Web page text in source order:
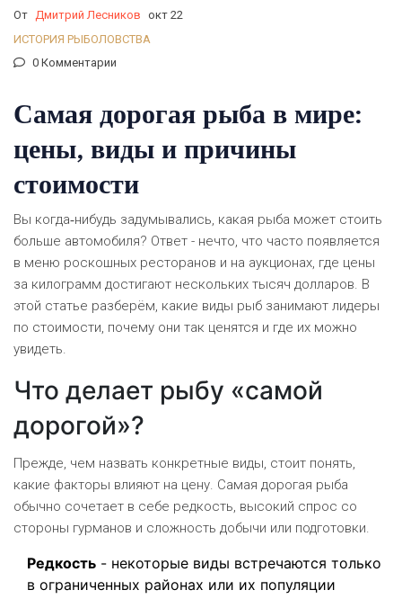
От Дмитрий Лесников окт 22
ИСТОРИЯ РЫБОЛОВСТВА
0 Комментарии
Самая дорогая рыба в мире:
цены, виды и причины
стоимости
Вы когда‑нибудь задумывались, какая рыба может стоить
больше автомобиля? Ответ - нечто, что часто появляется
в меню роскошных ресторанов и на аукционах, где цены
за килограмм достигают нескольких тысяч долларов. В
этой статье разберём, какие виды рыб занимают лидеры
по стоимости, почему они так ценятся и где их можно
увидеть.
Что делает рыбу «самой
дорогой»?
Прежде, чем назвать конкретные виды, стоит понять,
какие факторы влияют на цену. Самая дорогая рыба
обычно сочетает в себе редкость, высокий спрос со
стороны гурманов и сложность добычи или подготовки.
Редкость - некоторые виды встречаются только
в ограниченных районах или их популяции